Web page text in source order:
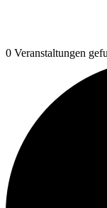
0 Veranstaltungen